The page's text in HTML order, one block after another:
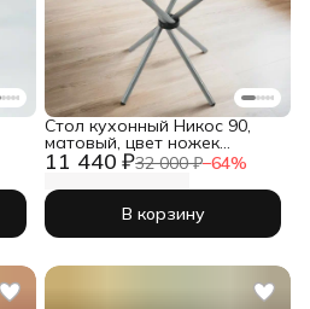
11 440 ₽32 000 ₽−64%
Стол кухонный Никос 90,
матовый, цвет ножек
серебро
В корзину